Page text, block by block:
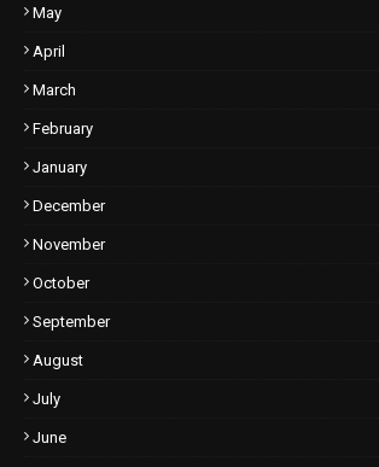
May
April
March
February
January
December
November
October
September
August
July
June